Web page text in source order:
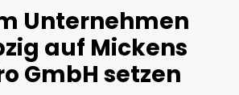
Unternehmen
auf Mickens
GmbH setzen